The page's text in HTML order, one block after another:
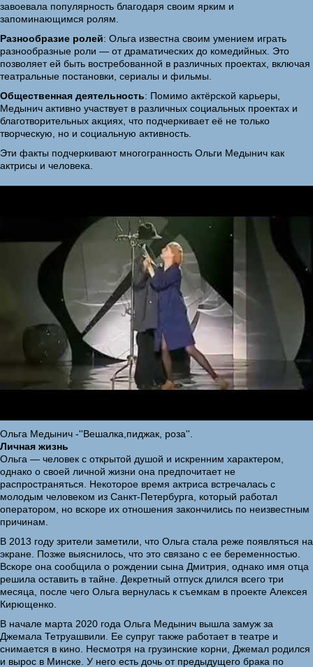
завоевала популярность благодаря своим ярким и
запоминающимся ролям.
Разнообразие ролей: Ольга известна своим умением играть
разнообразные роли — от драматических до комедийных. Это
позволяет ей быть востребованной в различных проектах, включая
театральные постановки, сериалы и фильмы.
Общественная деятельность: Помимо актёрской карьеры,
Медынич активно участвует в различных социальных проектах и
благотворительных акциях, что подчеркивает её не только
творческую, но и социальную активность.
Эти факты подчеркивают многогранность Ольги Медынич как
актрисы и человека.
Ольга Медынич -''Вешалка,пиджак, роза''.
Личная жизнь
Ольга — человек с открытой душой и искренним характером,
однако о своей личной жизни она предпочитает не
распространяться. Некоторое время актриса встречалась с
молодым человеком из Санкт-Петербурга, который работал
оператором, но вскоре их отношения закончились по неизвестным
причинам.
В 2013 году зрители заметили, что Ольга стала реже появляться на
экране. Позже выяснилось, что это связано с ее беременностью.
Вскоре она сообщила о рождении сына Дмитрия, однако имя отца
решила оставить в тайне. Декретный отпуск длился всего три
месяца, после чего Ольга вернулась к съемкам в проекте Алексея
Кирющенко.
В начале марта 2020 года Ольга Медынич вышла замуж за
Джемала Тетруашвили. Ее супруг также работает в театре и
снимается в кино. Несмотря на грузинские корни, Джемал родился
и вырос в Минске. У него есть дочь от предыдущего брака по